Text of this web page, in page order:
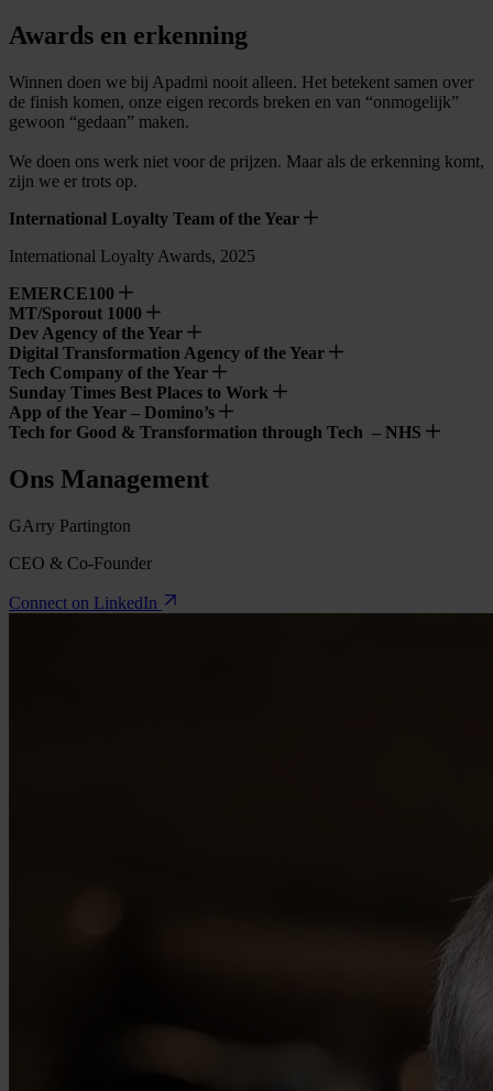
Awards en erkenning
Winnen doen we bij Apadmi nooit alleen. Het betekent samen over
de finish komen, onze eigen records breken en van “onmogelijk”
gewoon “gedaan” maken.
We doen ons werk niet voor de prijzen. Maar als de erkenning komt,
zijn we er trots op.
International Loyalty Team of the Year
International Loyalty Awards, 2025
EMERCE100
MT/Sporout 1000
Dev Agency of the Year
Digital Transformation Agency of the Year
Tech Company of the Year
Sunday Times Best Places to Work
App of the Year – Domino’s
Tech for Good & Transformation through Tech – NHS
Ons Management
GArry Partington
CEO & Co-Founder
Connect on LinkedIn